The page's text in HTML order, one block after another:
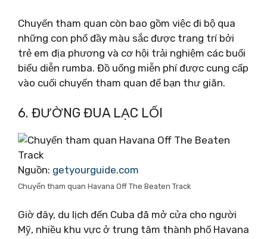
Chuyến tham quan còn bao gồm việc đi bộ qua
những con phố đầy màu sắc được trang trí bởi
trẻ em địa phương và cơ hội trải nghiệm các buổi
biểu diễn rumba. Đồ uống miễn phí được cung cấp
vào cuối chuyến tham quan để bạn thư giãn.
6. ĐƯỜNG ĐUA LẠC LỐI
Nguồn: getyourguide.com
Chuyến tham quan Havana Off The Beaten Track
Giờ đây, du lịch đến Cuba đã mở cửa cho người
Mỹ, nhiều khu vực ở trung tâm thành phố Havana